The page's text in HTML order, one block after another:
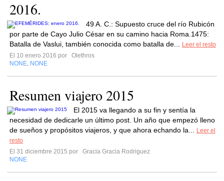
2016.
49 A. C.: Supuesto cruce del río Rubicón
por parte de Cayo Julio César en su camino hacia Roma.1475:
Batalla de Vaslui, también conocida como batalla de...
Leer el resto
El 10 enero 2016 por
Olethros
NONE NONE
Resumen viajero 2015
El 2015 va llegando a su fin y sentía la
necesidad de dedicarle un último post. Un año que empezó lleno
de sueños y propósitos viajeros, y que ahora echando la...
Leer el
resto
El 31 diciembre 2015 por
Gracia Gracia Rodriguez
NONE